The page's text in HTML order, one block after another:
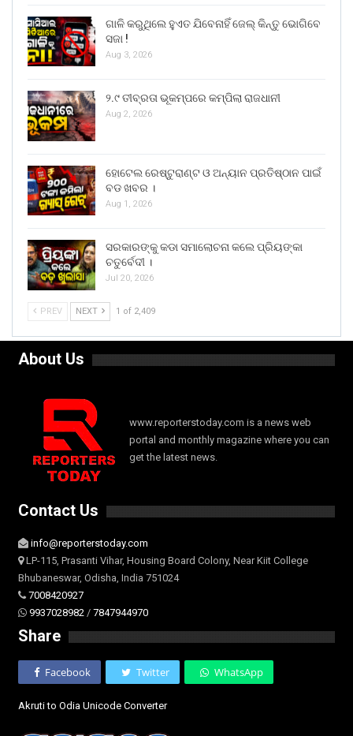
ଗାଳି କରୁଥିଲେ ହୁଏତ ଯିବେନାହିଁ ଜେଲ୍ କିନ୍ତୁ ଭୋଗିବେ
ସଜା !
Aug 3, 2026
୨.୯ ତୀବ୍ରତା ଭୂକମ୍ପରେ କମ୍ପିଲା ରାଜଧାନୀ
Aug 2, 2026
ହୋଟେଲ ରେଷ୍ଟୁରାଣ୍ଟ ଓ ଅନ୍ୟାନ ପ୍ରତିଷ୍ଠାନ ପାଇଁ
ବଡ ଖବର ।
Aug 1, 2026
ସରକାରଙ୍କୁ କଡା ସମାଲୋଚନା କଲେ ପ୍ରିୟଙ୍କା
ଚତୁର୍ବେଦୀ ।
Jul 20, 2026
PREV NEXT 1 of 2,409
About Us
www.reporterstoday.com is a news web
portal and monthly magazine where you can
get the latest news.
Contact Us
info@reporterstoday.com
LP-115, Prasanti Vihar, Housing Board Colony, Near Kiit College
Bhubaneswar, Odisha, India 751024
7008420927
9937028982 / 7847944970
Share
Facebook Twitter WhatsApp
Akruti to Odia Unicode Converter